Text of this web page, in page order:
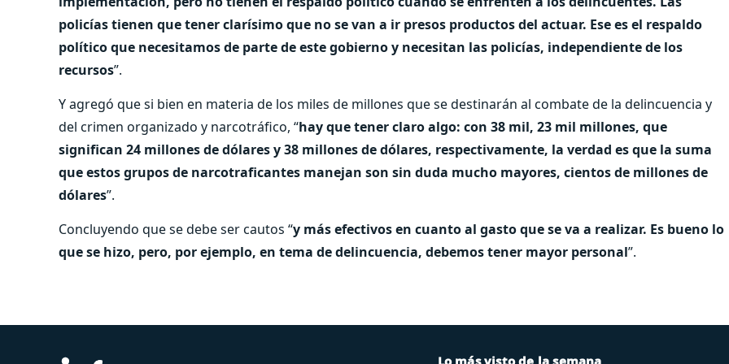
policías tienen que tener clarísimo que no se van a ir presos productos del actuar. Ese es el respaldo
político que necesitamos de parte de este gobierno y necesitan las policías, independiente de los
recursos”.
Y agregó que si bien en materia de los miles de millones que se destinarán al combate de la delincuencia y
del crimen organizado y narcotráfico, “hay que tener claro algo: con 38 mil, 23 mil millones, que
significan 24 millones de dólares y 38 millones de dólares, respectivamente, la verdad es que la suma
que estos grupos de narcotraficantes manejan son sin duda mucho mayores, cientos de millones de
dólares”.
Concluyendo que se debe ser cautos “y más efectivos en cuanto al gasto que se va a realizar. Es bueno lo
que se hizo, pero, por ejemplo, en tema de delincuencia, debemos tener mayor personal”.
Lo más visto de la semana